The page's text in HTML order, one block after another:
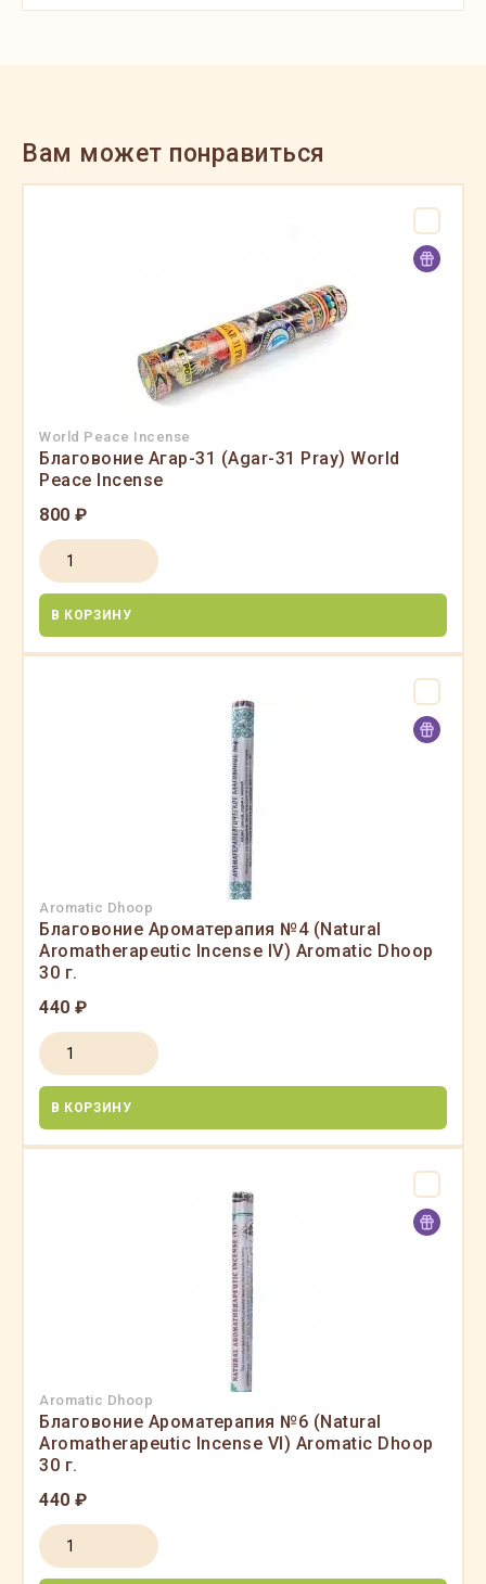
Вам может понравиться
World Peace Incense
Благовоние Агар-31 (Agar-31 Pray) World
Peace Incense
800 ₽
В КОРЗИНУ
Aromatic Dhoop
Благовоние Ароматерапия №4 (Natural
Aromatherapeutic Incense IV) Aromatic Dhoop
30 г.
440 ₽
В КОРЗИНУ
Aromatic Dhoop
Благовоние Ароматерапия №6 (Natural
Aromatherapeutic Incense VI) Aromatic Dhoop
30 г.
440 ₽